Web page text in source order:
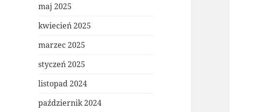
maj 2025
kwiecień 2025
marzec 2025
styczeń 2025
listopad 2024
październik 2024